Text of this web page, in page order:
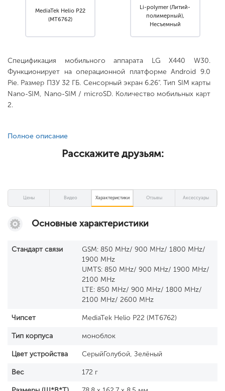
MediaTek Helio P22
(MT6762)
Li-polymer (Литий-
полимерный),
Несъемный
Спецификация мобильного аппарата LG X440 W30.
Функционирует на операционной платформе Android 9.0
Pie. Размер ПЗУ 32 ГБ. Сенсорный экран 6.26". Тип SIM карты
Nano-SIM, Nano-SIM / microSD. Количество мобильных карт
2.
Полное описание
Расскажите друзьям:
Цены Видео Характеристики Отзывы Аксессуары
Основные характеристики
Стандарт связи
GSM: 850 MHz/ 900 MHz/ 1800 MHz/
1900 MHz
UMTS: 850 MHz/ 900 MHz/ 1900 MHz/
2100 MHz
LTE: 850 MHz/ 900 MHz/ 1800 MHz/
2100 MHz/ 2600 MHz
Чипсет MediaTek Helio P22 (MT6762)
Тип корпуса моноблок
Цвет устройства СерыйГолубой, Зелёный
Вес 172 г